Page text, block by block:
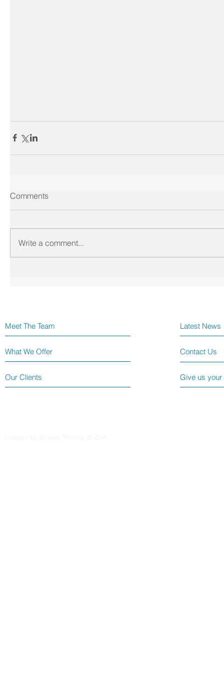
Comments
Write a comment...
Meet The Team
What We Offer
Our Clients
Latest News
Contact Us
Give us